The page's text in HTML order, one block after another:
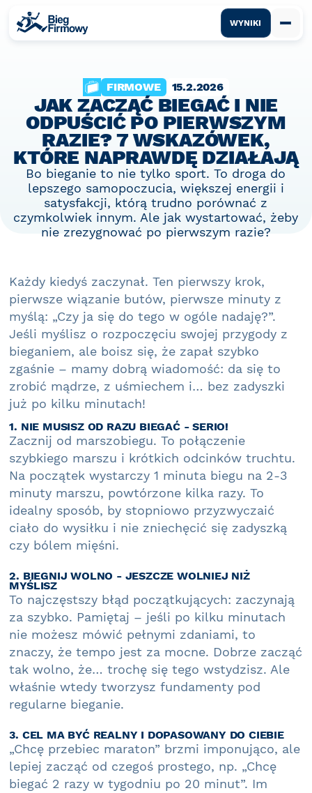
WYNIKI
FIRMOWE 15.2.2026
JAK ZACZĄĆ BIEGAĆ I NIE
ODPUŚCIĆ PO PIERWSZYM
RAZIE? 7 WSKAZÓWEK,
KTÓRE NAPRAWDĘ DZIAŁAJĄ
Bo bieganie to nie tylko sport. To droga do
lepszego samopoczucia, większej energii i
satysfakcji, którą trudno porównać z
czymkolwiek innym. Ale jak wystartować, żeby
nie zrezygnować po pierwszym razie?
Każdy kiedyś zaczynał. Ten pierwszy krok,
pierwsze wiązanie butów, pierwsze minuty z
myślą: „Czy ja się do tego w ogóle nadaję?”.
Jeśli myślisz o rozpoczęciu swojej przygody z
bieganiem, ale boisz się, że zapał szybko
zgaśnie – mamy dobrą wiadomość: da się to
zrobić mądrze, z uśmiechem i… bez zadyszki
już po kilku minutach!
1. NIE MUSISZ OD RAZU BIEGAĆ - SERIO!
Zacznij od marszobiegu. To połączenie
szybkiego marszu i krótkich odcinków truchtu.
Na początek wystarczy 1 minuta biegu na 2-3
minuty marszu, powtórzone kilka razy. To
idealny sposób, by stopniowo przyzwyczaić
ciało do wysiłku i nie zniechęcić się zadyszką
czy bólem mięśni.
2. BIEGNIJ WOLNO - JESZCZE WOLNIEJ NIŻ
MYŚLISZ
To najczęstszy błąd początkujących: zaczynają
za szybko. Pamiętaj – jeśli po kilku minutach
nie możesz mówić pełnymi zdaniami, to
znaczy, że tempo jest za mocne. Dobrze zacząć
tak wolno, że… trochę się tego wstydzisz. Ale
właśnie wtedy tworzysz fundamenty pod
regularne bieganie.
3. CEL MA BYĆ REALNY I DOPASOWANY DO CIEBIE
„Chcę przebiec maraton” brzmi imponująco, ale
lepiej zacząć od czegoś prostego, np. „Chcę
biegać 2 razy w tygodniu po 20 minut”. Im